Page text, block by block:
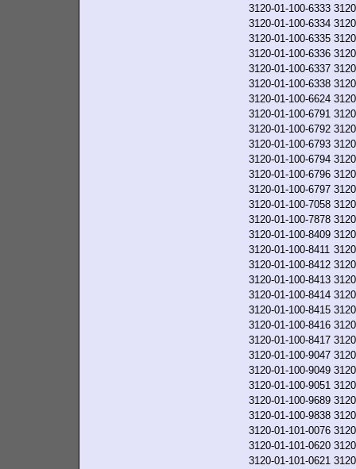
3120-01-100-6333
3120-01-100-6334
3120-01-100-6335
3120-01-100-6336
3120-01-100-6337
3120-01-100-6338
3120-01-100-6624
3120-01-100-6791
3120-01-100-6792
3120-01-100-6793
3120-01-100-6794
3120-01-100-6796
3120-01-100-6797
3120-01-100-7058
3120-01-100-7878
3120-01-100-8409
3120-01-100-8411
3120-01-100-8412
3120-01-100-8413
3120-01-100-8414
3120-01-100-8415
3120-01-100-8416
3120-01-100-8417
3120-01-100-9047
3120-01-100-9049
3120-01-100-9051
3120-01-100-9689
3120-01-100-9838
3120-01-101-0076
3120-01-101-0620
3120-01-101-0621